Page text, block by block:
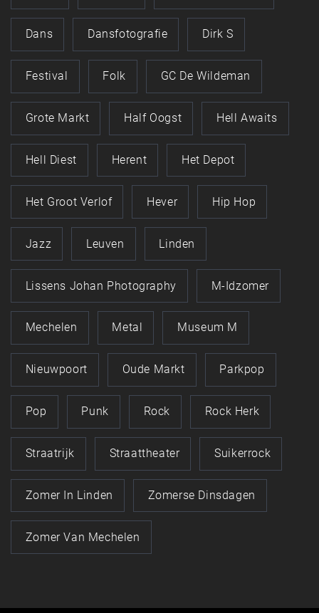
Dans Dansfotografie Dirk S
Festival Folk GC De Wildeman
Grote Markt Half Oogst Hell Awaits
Hell Diest Herent Het Depot
Het Groot Verlof Hever Hip Hop
Jazz Leuven Linden
Lissens Johan Photography M-Idzomer
Mechelen Metal Museum M
Nieuwpoort Oude Markt Parkpop
Pop Punk Rock Rock Herk
Straatrijk Straattheater Suikerrock
Zomer In Linden Zomerse Dinsdagen
Zomer Van Mechelen